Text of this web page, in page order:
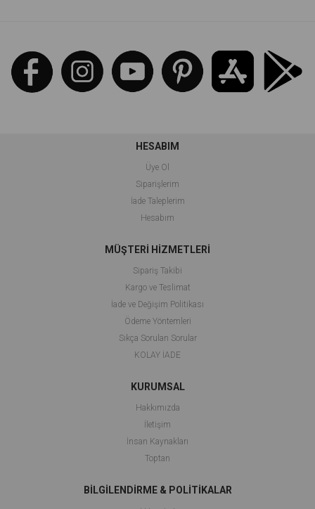
HESABIM
Üye Ol
Siparişlerim
İade Taleplerim
Hesabım
MÜŞTERİ HİZMETLERİ
Sipariş Takibi
Kargo ve Teslimat
İade ve Değişim Politikası
Ödeme Yöntemleri
Sıkça Sorulan Sorular
KOLAY İADE
KURUMSAL
Hakkımızda
İletişim
İnsan Kaynakları
Toptan
BİLGİLENDİRME & POLİTİKALAR